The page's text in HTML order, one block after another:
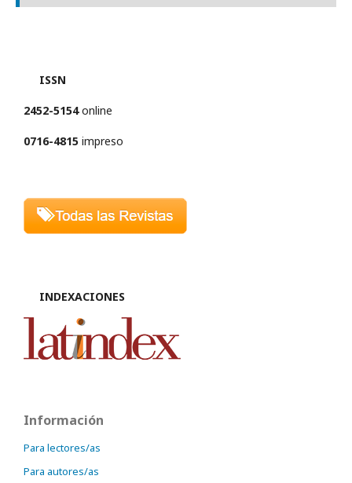
ISSN
2452-5154online
0716-4815 impreso
INDEXACIONES
Información
Para lectores/as
Para autores/as